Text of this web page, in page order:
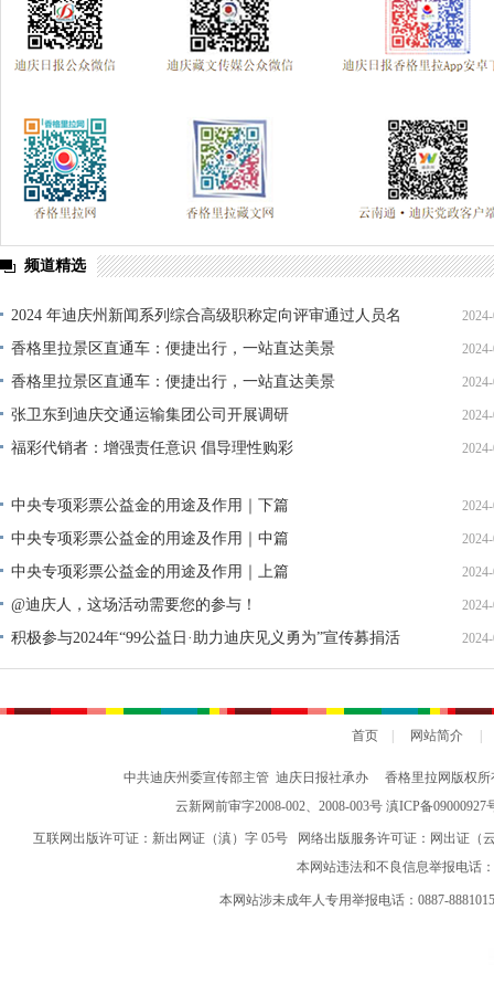
频道精选
2024 年迪庆州新闻系列综合高级职称定向评审通过人员名
单公示
香格里拉景区直通车：便捷出行，一站直达美景
香格里拉景区直通车：便捷出行，一站直达美景
张卫东到迪庆交通运输集团公司开展调研
福彩代销者：增强责任意识 倡导理性购彩
中央专项彩票公益金的用途及作用｜下篇
中央专项彩票公益金的用途及作用｜中篇
中央专项彩票公益金的用途及作用｜上篇
@迪庆人，这场活动需要您的参与！
积极参与2024年“99公益日·助力迪庆见义勇为”宣传募捐活
动倡议书